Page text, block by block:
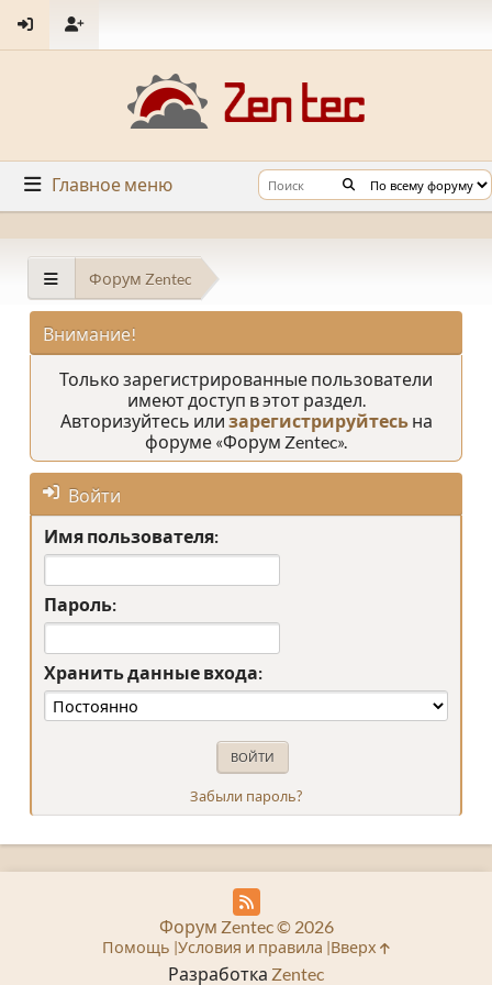
Главное меню
Форум Zentec
Внимание!
Только зарегистрированные пользователи
имеют доступ в этот раздел.
Авторизуйтесь или зарегистрируйтесьна
форуме «Форум Zentec».
Войти
Имя пользователя:
Пароль:
Хранить данные входа:
Забыли пароль?
Разработка Zentec
Форум Zentec © 2026
Помощь Условия и правила Вверх